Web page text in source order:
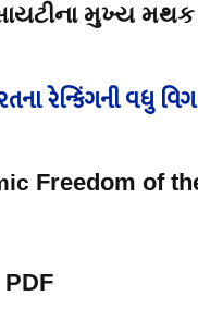
મુખ્ય મથક
રેન્કિંગની વધુ
Freedom of